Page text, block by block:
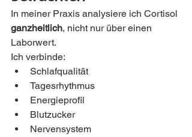
In meiner Praxis analysiere ich Cortisol
ganzheitlich, nicht nur über einen
Laborwert.
Ich verbinde:
Schlafqualität
Tagesrhythmus
Energieprofil
Blutzucker
Nervensystem